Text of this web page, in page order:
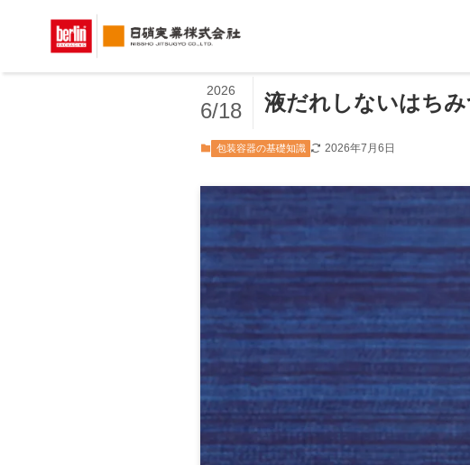
ホーム
液だれしないはち
2026
6/18
包装容器の基礎知識 2026年7月6日